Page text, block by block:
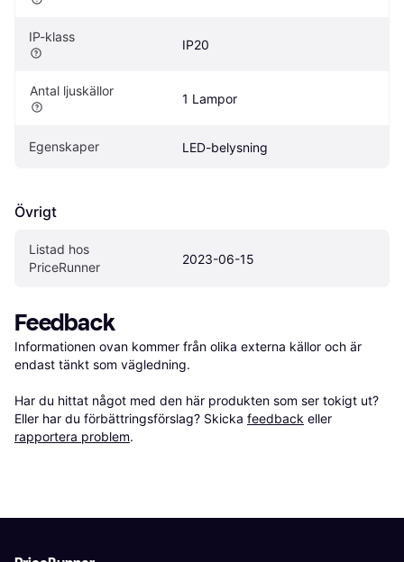
IP-klass
IP20
Antal ljuskällor
1 Lampor
Egenskaper LED-belysning
Övrigt
Listad hos
PriceRunner
2023-06-15
Feedback
Informationen ovan kommer från olika externa källor och är
endast tänkt som vägledning.
Har du hittat något med den här produkten som ser tokigt ut?
Eller har du förbättringsförslag? Skicka feedback eller
rapportera problem.